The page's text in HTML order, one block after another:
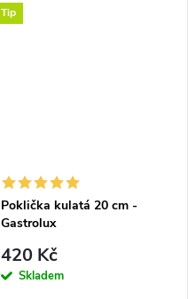
Tip
Poklička kulatá 20 cm -
Gastrolux
420 Kč
Skladem